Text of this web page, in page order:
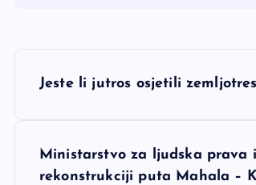
NJeste li jutros osjetili
Ministarstvo za ljudska prava
rekonstrukciji puta Mahala –